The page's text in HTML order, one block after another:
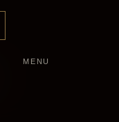
MENU